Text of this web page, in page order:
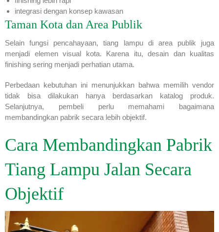
integrasi dengan konsep kawasan
Taman Kota dan Area Publik
Selain fungsi pencahayaan, tiang lampu di area publik juga
menjadi elemen visual kota. Karena itu, desain dan kualitas
finishing sering menjadi perhatian utama.
Perbedaan kebutuhan ini menunjukkan bahwa memilih vendor
tidak bisa dilakukan hanya berdasarkan katalog produk.
Selanjutnya, pembeli perlu memahami bagaimana
membandingkan pabrik secara lebih objektif.
Cara Membandingkan Pabrik
Tiang Lampu Jalan Secara
Objektif